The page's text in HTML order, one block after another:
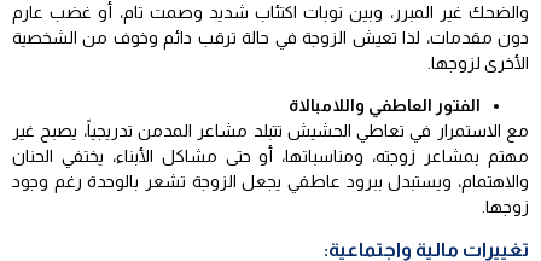
والضحك غير المبرر، وبين نوبات اكتئاب شديد وصمت تام، أو غضب عارم
دون مقدمات، لذا تعيش الزوجة في حالة ترقب دائم وخوف من الشخصية
الأخرى لزوجها.
الفتور العاطفي واللامبالاة
مع الاستمرار في تعاطي الحشيش تتبلد مشاعر المدمن تدريجياً، يصبح غير
مهتم بمشاعر زوجته، ومناسباتها، أو حتى مشاكل الأبناء، يختفي الحنان
والاهتمام، ويستبدل ببرود عاطفي يجعل الزوجة تشعر بالوحدة رغم وجود
زوجها.
تغييرات مالية واجتماعية: